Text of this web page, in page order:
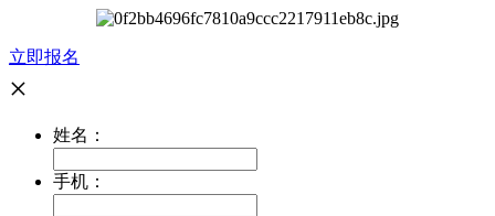
立即报名
×
姓名：
手机：